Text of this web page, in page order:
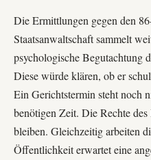
Die Ermittlungen gegen den
Staatsanwaltschaft sammelt
psychologische Begutachtung
Diese würde klären, ob er
Ein Gerichtstermin steht noch
benötigen Zeit. Die Rechte
bleiben. Gleichzeitig arbeiten
Öffentlichkeit erwartet eine